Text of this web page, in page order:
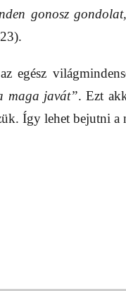
gonosz
egész
maga javát”. Ezt
Így lehet bejutni a